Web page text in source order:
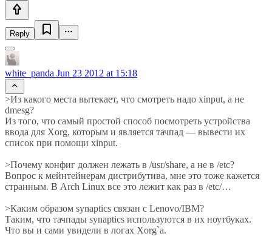
Reply
white_panda Jun 23 2012 at 15:18
>Из какого места вытекает, что смотреть надо xinput, а не
dmesg?
Из того, что самый простой способ посмотреть устройства
ввода для Xorg, которым и является тачпад — вывести их
список при помощи xinput.
>Почему конфиг должен лежать в /usr/share, а не в /etc?
Вопрос к мейнтейнерам дистрибутива, мне это тоже кажется
странным. В Arch Linux все это лежит как раз в /etc/…
>Каким образом synaptics связан с Lenovo/IBM?
Таким, что тачпады synaptics используются в их ноутбуках.
Что вы и сами увидели в логах Xorg`а.